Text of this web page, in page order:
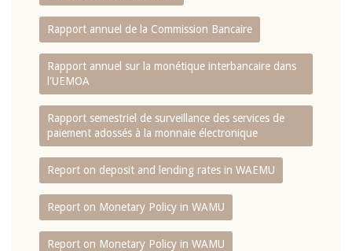
Rapport annuel de la Commission Bancaire
Rapport annuel sur la monétique interbancaire dans
l'UEMOA
Rapport semestriel de surveillance des services de
paiement adossés à la monnaie électronique
Report on deposit and lending rates in WAEMU
Report on Monetary Policy in WAMU
Report on Monetary Policy in WAMU